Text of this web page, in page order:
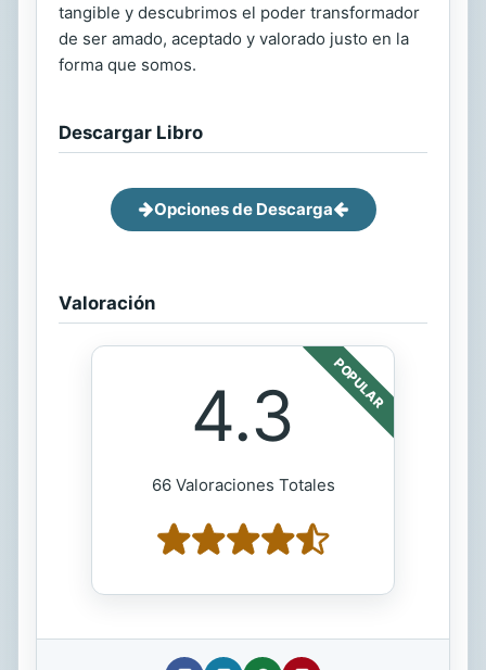
tangible y descubrimos el poder transformador
de ser amado, aceptado y valorado justo en la
forma que somos.
Descargar Libro
Opciones de Descarga
Valoración
POPULAR
4.3
66 Valoraciones Totales